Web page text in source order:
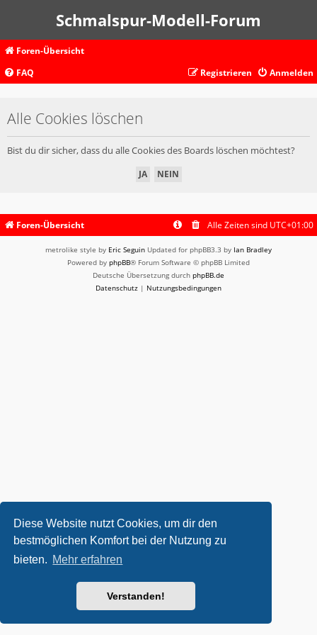
Diese Website nutzt Cookies, um dir den
bestmöglichen Komfort bei der Nutzung zu
bieten. Mehr erfahren
Verstanden!
Schmalspur-Modell-Forum
Foren-Übersicht
FAQ
Anmelden
Registrieren
Alle Cookies löschen
Bist du dir sicher, dass du alle Cookies des Boards löschen möchtest?
Foren-Übersicht Alle Zeiten sind UTC+01:00
metrolike style by Eric Seguin Updated for phpBB3.3 by Ian Bradley
Powered by phpBB® Forum Software © phpBB Limited
Deutsche Übersetzung durch phpBB.de
Datenschutz | Nutzungsbedingungen